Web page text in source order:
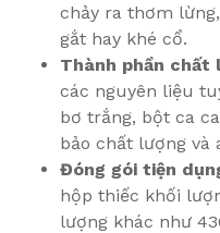
chảy ra thơm
gắt hay khé cổ.
Thành phần chất
các nguyên liệu
bơ trắng, bột ca
bảo chất lượng và
Đóng gói tiện
hộp thiếc khối
lượng khác như